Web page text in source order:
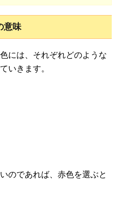
意味
には、それぞれどのような
いきます。
のであれば、赤色を選ぶと